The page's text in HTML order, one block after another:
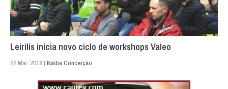
Leirilis inicia novo ciclo de workshops Valeo
22 Mar. 2018 | Nádia Conceição